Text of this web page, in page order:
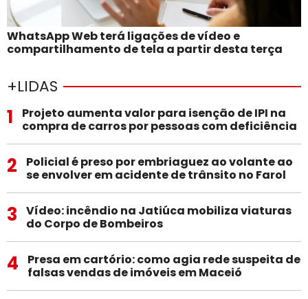
WhatsApp Web terá ligações de vídeo e
compartilhamento de tela a partir desta terça
+LIDAS
1
Projeto aumenta valor para isenção de IPI na
compra de carros por pessoas com deficiência
2
Policial é preso por embriaguez ao volante ao
se envolver em acidente de trânsito no Farol
3
Vídeo: incêndio na Jatiúca mobiliza viaturas
do Corpo de Bombeiros
4
Presa em cartório: como agia rede suspeita de
falsas vendas de imóveis em Maceió